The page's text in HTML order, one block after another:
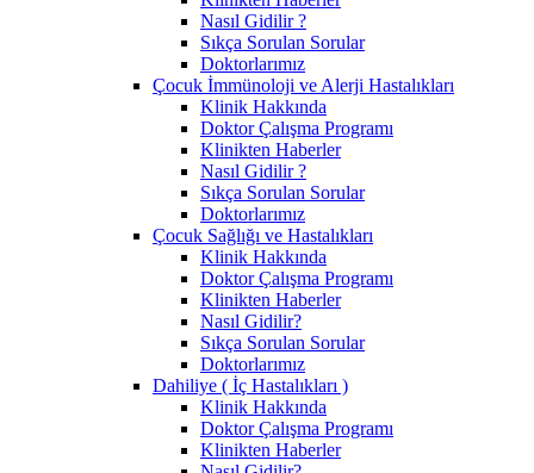
Nasıl Gidilir ?
Sıkça Sorulan Sorular
Doktorlarımız
Çocuk İmmünoloji ve Alerji Hastalıkları
Klinik Hakkında
Doktor Çalışma Programı
Klinikten Haberler
Nasıl Gidilir ?
Sıkça Sorulan Sorular
Doktorlarımız
Çocuk Sağlığı ve Hastalıkları
Klinik Hakkında
Doktor Çalışma Programı
Klinikten Haberler
Nasıl Gidilir?
Sıkça Sorulan Sorular
Doktorlarımız
Dahiliye ( İç Hastalıkları )
Klinik Hakkında
Doktor Çalışma Programı
Klinikten Haberler